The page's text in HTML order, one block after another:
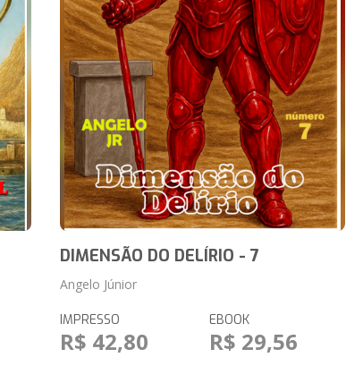
DIMENSÃO DO DELÍRIO - 7
Angelo Júnior
IMPRESSO
R$ 42,80
EBOOK
R$ 29,56